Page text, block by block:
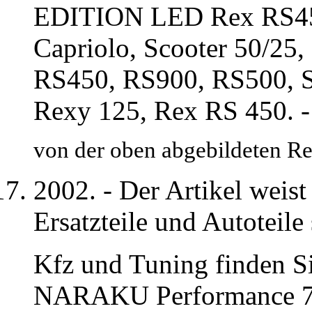
EDITION LED Rex
Capriolo, Scooter 50/
RS450, RS900, RS500,
Rexy 125, Rex RS 450.
von der oben abgebildeten
2002. - Der Artikel weist
Ersatzteile und
Kfz und Tuning finden
NARAKU Performance